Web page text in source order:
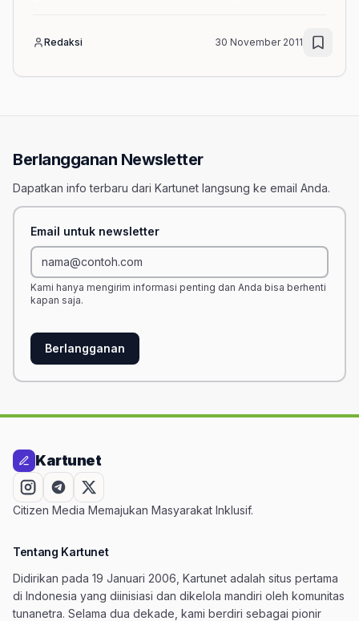
Redaksi 30 November 2011
Berlangganan Newsletter
Dapatkan info terbaru dari Kartunet langsung ke email Anda.
Email untuk newsletter
Kami hanya mengirim informasi penting dan Anda bisa berhenti
kapan saja.
Berlangganan
Kartunet
Citizen Media Memajukan Masyarakat Inklusif.
Tentang Kartunet
Didirikan pada 19 Januari 2006, Kartunet adalah situs pertama
di Indonesia yang diinisiasi dan dikelola mandiri oleh komunitas
tunanetra. Selama dua dekade, kami berdiri sebagai pionir